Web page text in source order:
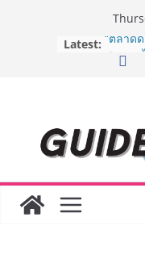
Latest: “ตลาด
สด ดอ
ครั้งแร
“CE-7
สำรวจ
เจาะเ
Day